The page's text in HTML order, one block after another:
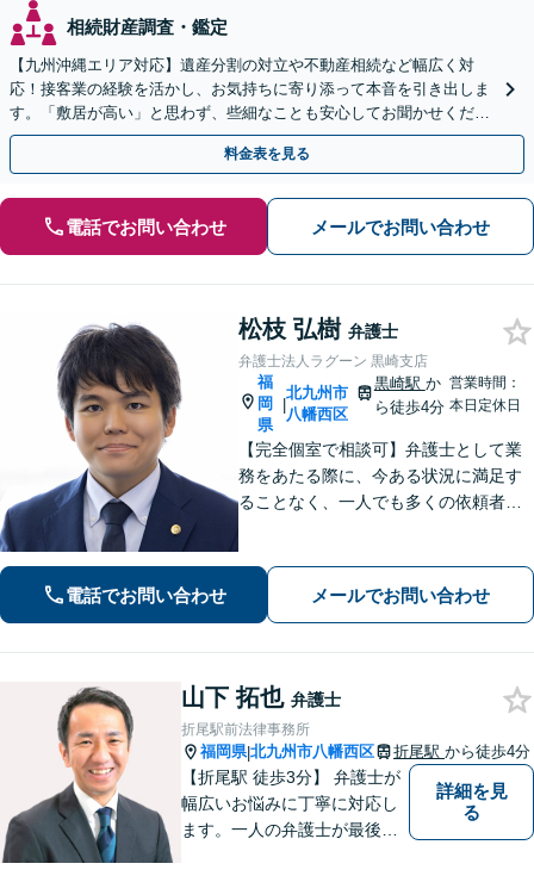
相続財産調査・鑑定
【九州沖縄エリア対応】遺産分割の対立や不動産相続など幅広く対
応！接客業の経験を活かし、お気持ちに寄り添って本音を引き出しま
す。「敷居が高い」と思わず、些細なことも安心してお聞かせくださ
い【初回相談無料】【夜間・休日相談可】
料金表を見る
電話でお問い合わせ メールでお問い合わせ
松枝 弘樹 弁護士
弁護士法人ラグーン 黒崎支店
福
岡
県
|
北九州市
八幡西区
黒崎駅 か
ら徒歩4分
営業時間：
本日定休日
【完全個室で相談可】弁護士として業
務をあたる際に、今ある状況に満足す
ることなく、一人でも多くの依頼者の
ての法的な支援を丁寧に行えるよう心
掛け、日々努力を重ねていきます。
電話でお問い合わせ メールでお問い合わせ
山下 拓也 弁護士
折尾駅前法律事務所
福岡県|北九州市八幡西区 折尾駅 から徒歩4分
【折尾駅 徒歩3分】 弁護士が
幅広いお悩みに丁寧に対応し
ます。一人の弁護士が最後ま
詳細を見
る